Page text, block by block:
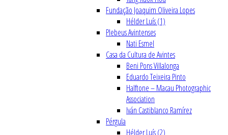
Fundação Joaquim Oliveira Lopes
Hélder Luís (1)
Plebeus Avintenses
Nati Esmel
Casa da Cultura de Avintes
Beni Pons Villalonga
Eduardo Teixeira Pinto
Halftone – Macau Photographic
Association
Iván Castiblanco Ramírez
Pérgula
Hélder Luís (2)